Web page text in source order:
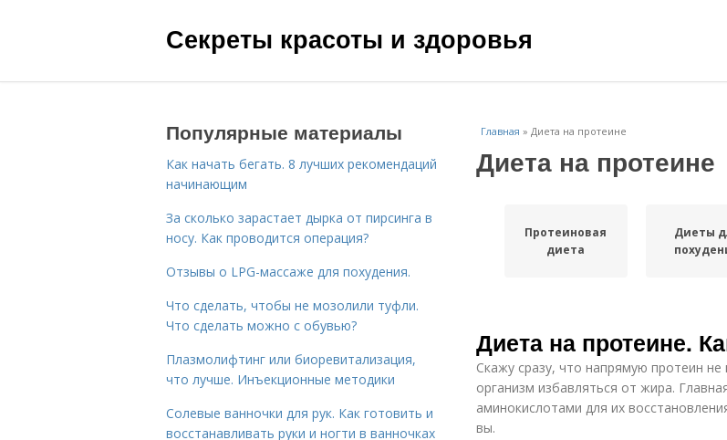
Секреты красоты и здоровья
Главная » Диета на протеине
Диета на протеине
Протеиновая
диета
Диеты
Диета на протеине.
Скажу сразу, что напрямую протеин
организм избавляться от жира.
аминокислотами для их
вы.
Популярные материалы
Как начать бегать. 8 лучших рекомендаций
начинающим
За сколько зарастает дырка от пирсинга в
носу. Как проводится операция?
Отзывы о LPG-массаже для похудения.
Что сделать, чтобы не мозолили туфли.
Что сделать можно с обувью?
Плазмолифтинг или биоревитализация,
что лучше. Инъекционные методики
Солевые ванночки для рук. Как готовить и
восстанавливать руки и ногти в ванночках